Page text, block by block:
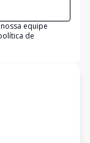
equipe
de